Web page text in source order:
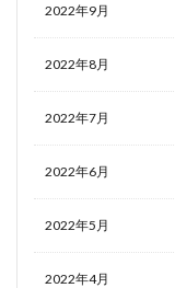
2022年9月
2022年8月
2022年7月
2022年6月
2022年5月
2022年4月